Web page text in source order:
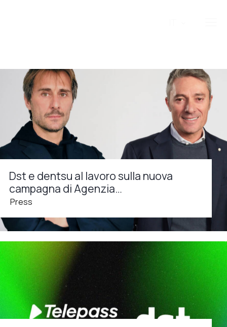
Dst e dentsu al lavoro sulla nuova
campagna di Agenzia…
Press